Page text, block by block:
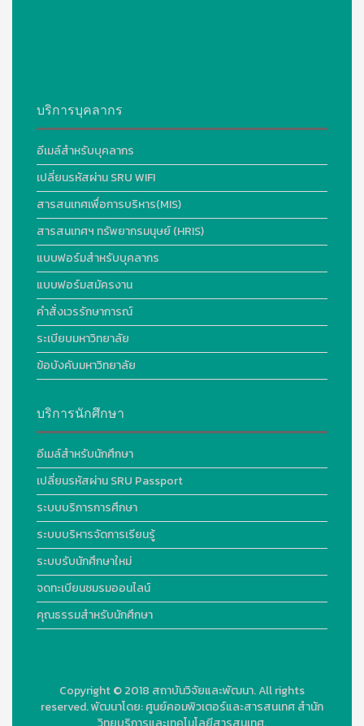
บริการบุคลากร
อีเมล์สำหรับบุคลากร
เปลี่ยนรหัสผ่าน SRU WIFI
สารสนเทศเพื่อการบริหาร(MIS)
สารสนเทศฯ ทรัพยากรมนุษย์ (HRIS)
แบบฟอร์มสำหรับบุคลากร
แบบฟอร์มสมัครงาน
คำสั่งเวรรักษาการณ์
ระเบียบมหาวิทยาลัย
ข้อบังคับมหาวิทยาลัย
บริการนักศึกษา
อีเมล์สำหรับนักศึกษา
เปลี่ยนรหัสผ่าน SRU Passport
ระบบบริการการศึกษา
ระบบบริหารจัดการเรียนรู้
ระบบรับนักศึกษาใหม่
จดทะเบียนชมรมออนไลน์
คุณธรรมสำหรับนักศึกษา
Copyright © 2018 สถาบันวิจัยและพัฒนา. All rights
reserved.พัฒนาโดย:ศูนย์คอมพิวเตอร์และสารสนเทศ สำนัก